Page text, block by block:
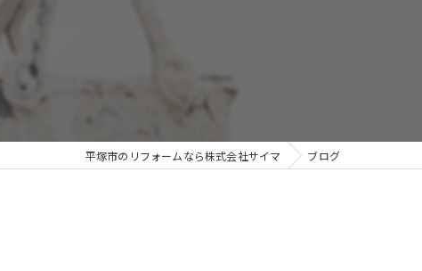
アパート
平塚市のリフォームなら株式会社サイマ ブログ